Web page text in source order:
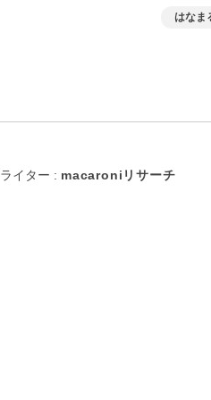
はなま
ライター : macaroniリサーチ